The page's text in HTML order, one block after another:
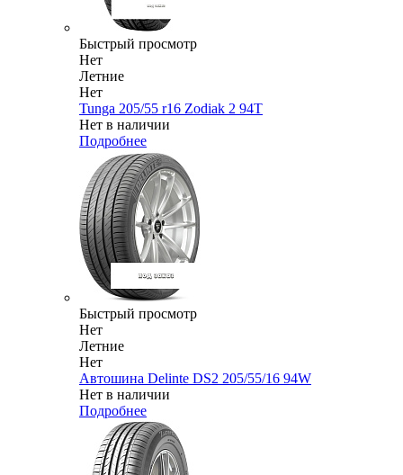
Быстрый просмотр
Нет
Летние
Нет
Tunga 205/55 r16 Zodiak 2 94T
Нет в наличии
Подробнее
Быстрый просмотр
Нет
Летние
Нет
Автошина Delinte DS2 205/55/16 94W
Нет в наличии
Подробнее